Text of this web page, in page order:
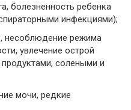
болезненность ребенка
инфекциями);
несоблюдение режима
увлечение острой
солеными и
мочи, редкие